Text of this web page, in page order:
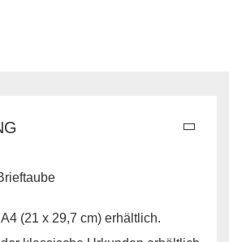
(21 x 29,7 cm) erhältlich.